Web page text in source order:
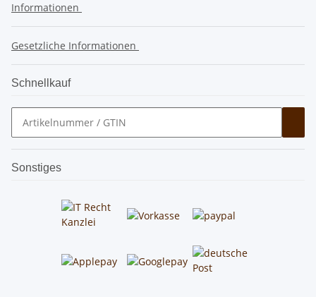
Informationen
Gesetzliche Informationen
Schnellkauf
Sonstiges